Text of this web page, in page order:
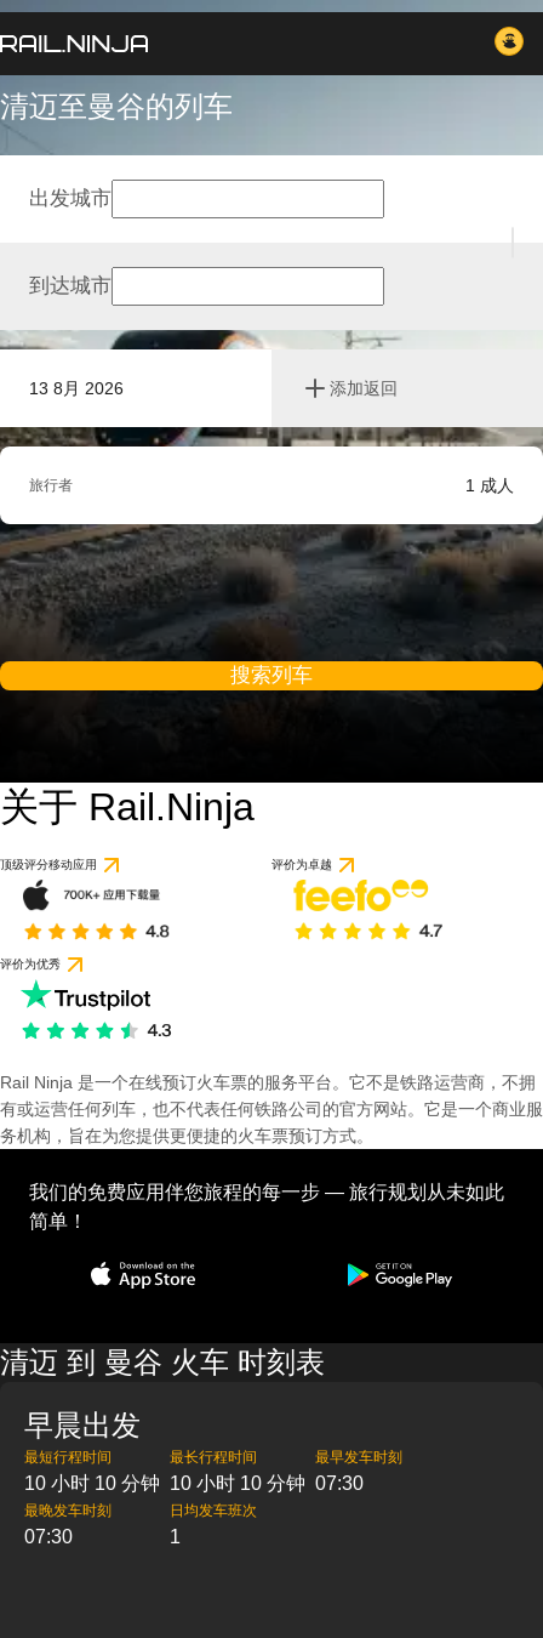
清迈至曼谷的列车
13 8月 2026 添加返回
出发城市
到达城市
旅行者 1 成人
搜索列车
关于 Rail.Ninja
顶级评分移动应用 评价为卓越
评价为优秀
Rail Ninja 是一个在线预订火车票的服务平台。它不是铁路运营商，不拥
有或运营任何列车，也不代表任何铁路公司的官方网站。它是一个商业服
务机构，旨在为您提供更便捷的火车票预订方式。
我们的免费应用伴您旅程的每一步 — 旅行规划从未如此
简单！
清迈 到 曼谷 火车 时刻表
早晨出发
最短行程时间
10 小时 10 分钟
最长行程时间
10 小时 10 分钟
最早发车时刻
07:30
最晚发车时刻
07:30
日均发车班次
1